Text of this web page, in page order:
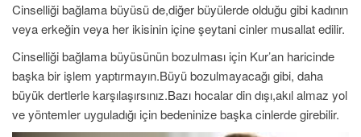
Cinselliği bağlama büyüsü de,diğer büyülerde olduğu gibi kadının
veya erkeğin veya her ikisinin içine şeytani cinler musallat edilir.
Cinselliği bağlama büyüsünün bozulması için Kur’an haricinde
başka bir işlem yaptırmayın.Büyü bozulmayacağı gibi, daha
büyük dertlerle karşılaşırsınız.Bazı hocalar din dışı,akıl almaz yol
ve yöntemler uyguladığı için bedeninize başka cinlerde girebilir.